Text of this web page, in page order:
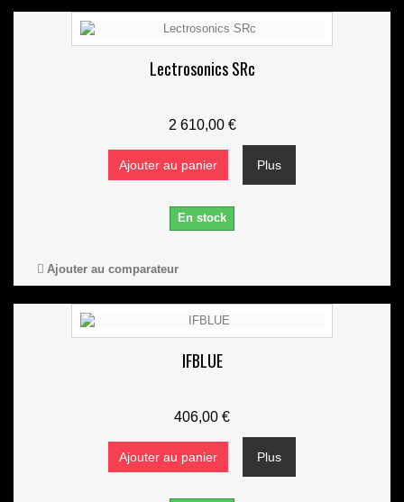
Lectrosonics SRc
2 610,00 €
Ajouter au panier Plus
En stock
Ajouter au comparateur
IFBLUE
406,00 €
Ajouter au panier Plus